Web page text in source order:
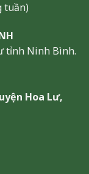
tuần)
tỉnh Ninh Bình.
Hoa Lư,